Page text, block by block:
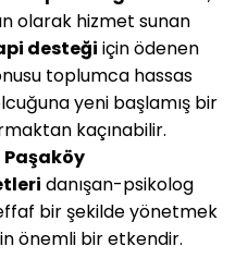
olarak hizmet sunan
desteği için ödenen
toplumca hassas
yeni başlamış bir
kaçınabilir.
danışan-psikolog
bir şekilde yönetmek
önemli bir etkendir.